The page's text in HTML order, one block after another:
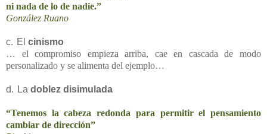
ni nada de lo de nadie.”
González Ruano
c. El cinismo
… el compromiso empieza arriba, cae en cascada de modo
personalizado y se alimenta del ejemplo…
d. La doblez disimulada
“Tenemos la cabeza redonda para permitir el pensamiento
cambiar de dirección”